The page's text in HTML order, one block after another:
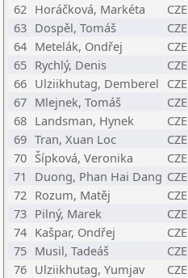
62 Horáčková, Markéta CZE
63 Dospěl, Tomáš CZE
64 Metelák, Ondřej CZE
65 Rychlý, Denis CZE
66 Ulziikhutag, Demberel CZE
67 Mlejnek, Tomáš CZE
68 Landsman, Hynek CZE
69 Tran, Xuan Loc CZE
70 Šípková, Veronika CZE
71
Duong, Phan Hai Dang CZE
72 Rozum, Matěj CZE
73 Pilný, Marek CZE
74 Kašpar, Ondřej CZE
75 Musil, Tadeáš CZE
76 Ulziikhutag, Yumjav CZE